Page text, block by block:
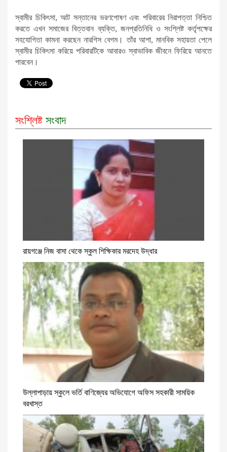
স্বামীর চিকিৎসা, আট সন্তানের ভরণপোষণ এবং পরিবারের নিরাপত্তা নিশ্চিত
করতে এখন সমাজের বিত্তবান ব্যক্তি, জনপ্রতিনিধি ও সংশ্লিষ্ট কর্তৃপক্ষের
সহযোগিতা কামনা করছেন নারগিস বেগম। তাঁর আশা, মানবিক সহায়তা পেলে
স্বামীর চিকিৎসা করিয়ে পরিবারটিকে আবারও স্বাভাবিক জীবনে ফিরিয়ে আনতে
পারবেন।
সংশ্লিষ্ট সংবাদ
রায়গঞ্জে নিজ বাসা থেকে স্কুল শিক্ষিকার মরদেহ উদ্ধার
উল্লাপাড়ায় স্কুলে ভর্তি বাণিজ্যের অভিযোগে অফিস সহকারী সাময়িক
বরখাস্ত